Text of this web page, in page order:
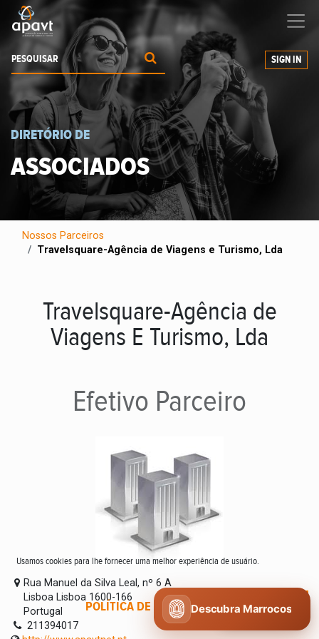
a expandir os seus negócios
SIGN IN
DIRETÓRIO DE
ASSOCIADOS
Nossos Parceiros
Travelsquare-Agência de Viagens e Turismo, Lda
Travelsquare-Agência de
Viagens E Turismo, Lda
Efetivo Parceiro
Rua Manuel da Silva Leal, nº 6 A
Lisboa Lisboa 1600-166
Portugal
211394017
Usamos cookies para lhe fornecer uma melhor experiência de usuário.
POLÍTICA DE COOKIES CONCORDO
Descubra Marrocos